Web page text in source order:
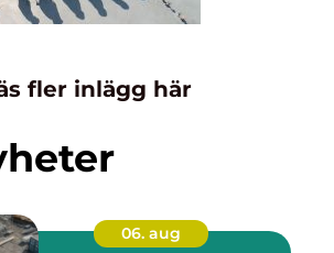
fler inlägg här
06. aug